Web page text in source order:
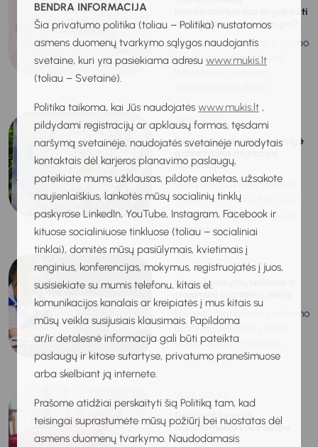
BENDRA INFORMACIJA
Šia privatumo politika (toliau – Politika) nustatomos
asmens duomenų tvarkymo sąlygos naudojantis
svetaine, kuri yra pasiekiama adresu www.mukis.lt
(toliau – Svetainė).
Politika taikoma, kai Jūs naudojatės www.mukis.lt ,
pildydami registracijų ar apklausų formas, tęsdami
naršymą svetainėje, naudojatės svetainėje nurodytais
kontaktais dėl karjeros planavimo paslaugų,
pateikiate mums užklausas, pildote anketas, užsakote
naujienlaiškius, lankotės mūsų socialinių tinklų
paskyrose LinkedIn, YouTube, Instagram, Facebook ir
kituose socialiniuose tinkluose (toliau – socialiniai
tinklai), domitės mūsų pasiūlymais, kvietimais į
renginius, konferencijas, mokymus, registruojatės į juos,
susisiekiate su mumis telefonu, kitais el.
komunikacijos kanalais ar kreipiatės į mus kitais su
mūsų veikla susijusiais klausimais. Papildoma
ar/ir detalesnė informacija gali būti pateikta
paslaugų ir kitose sutartyse, privatumo pranešimuose
arba skelbiant ją internete.
Prašome atidžiai perskaityti šią Politiką tam, kad
teisingai suprastumėte mūsų požiūrį bei nuostatas dėl
asmens duomenų tvarkymo. Naudodamasis
koordinatorius: kuo jis gali būti
naudingas jaunam žmogui?
Socialinės apsaugos ir darbo
ministerija primena, kad
2026-07-27
Užimtumo tarnyba apžvelgė
grįžtamosios migracijos
tendencijas
Grįžimas į Lietuvą tampa
ilgalaikiu reiškiniu. Nuo 2021
metų iki 2026-ųjų gegužės
tai padarė...
2026-07-23
Baigėsi prašymų teikimas ir
Baigėsi pagrindinio priėmimo
prašymų teikimas į šalies
universitetus ir kolegijas.
Prašymus dėl...
2026-07-23
Nejūriniai kurortai
transformuoja savo darbo
rinką